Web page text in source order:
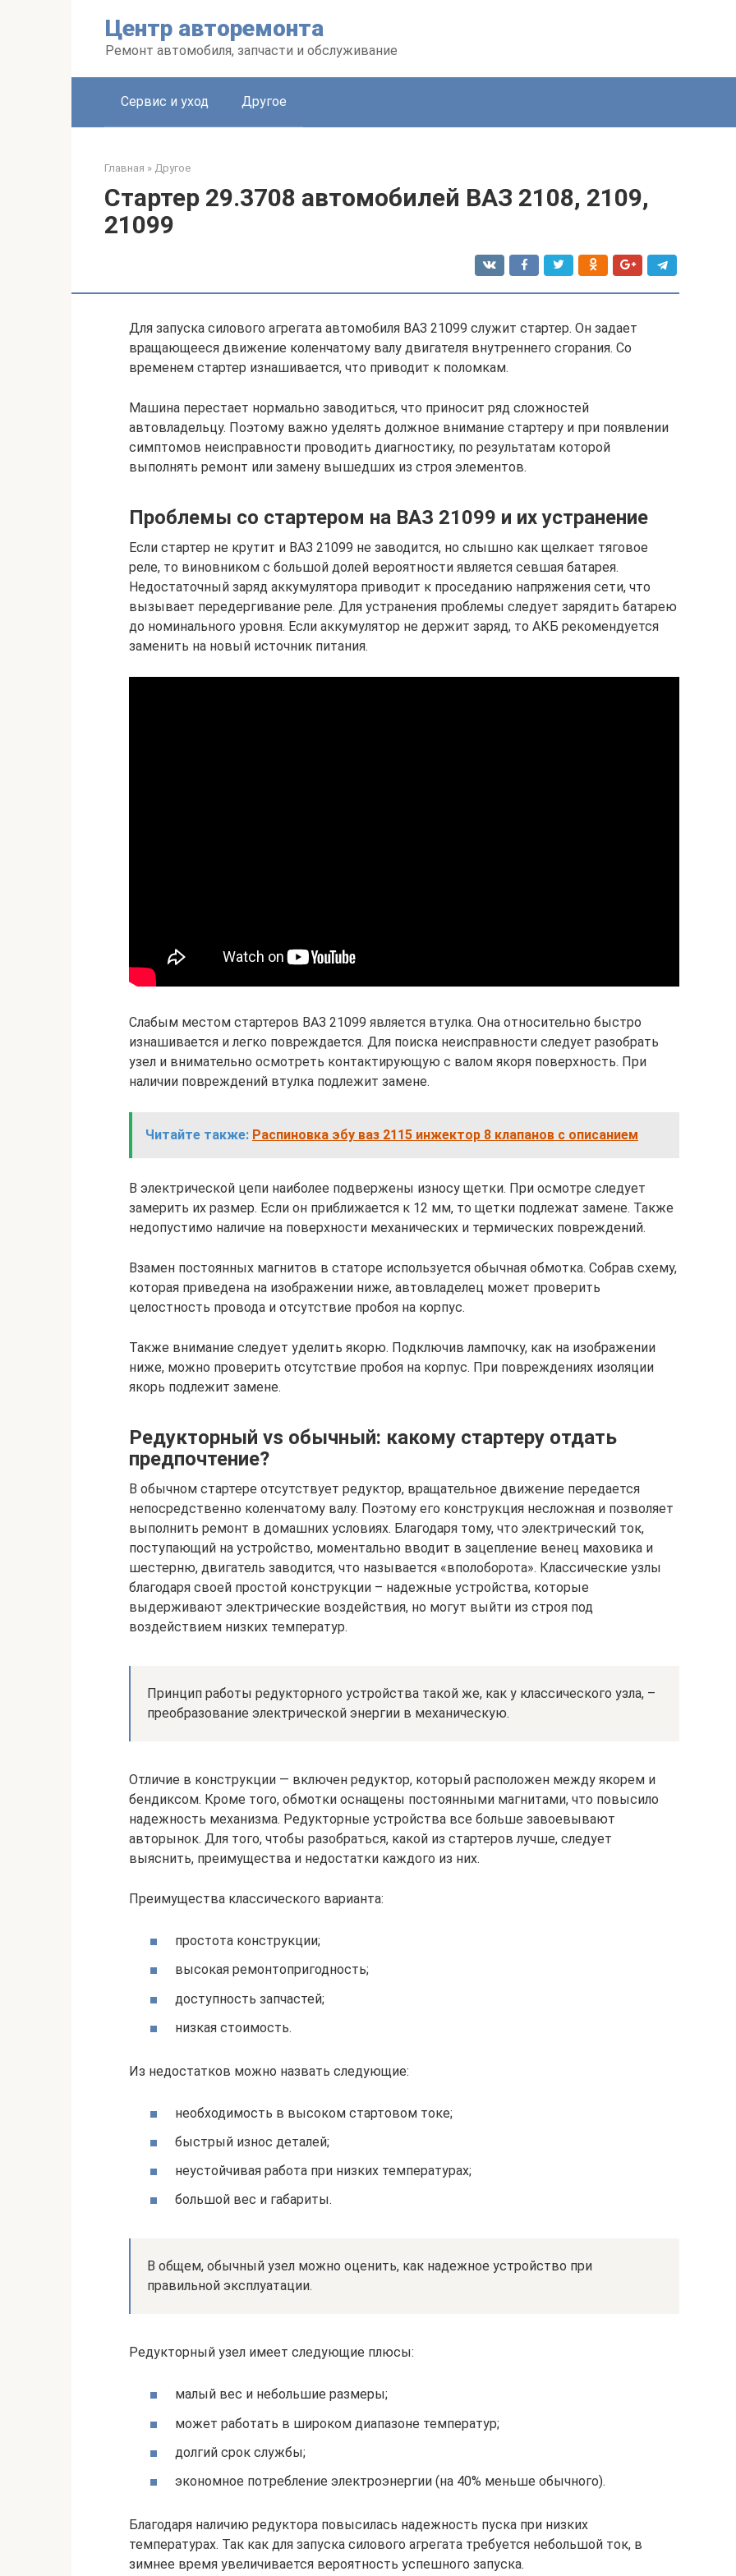
Центр авторемонта
Ремонт автомобиля, запчасти и обслуживание
Сервис и уход Другое
Главная » Другое
Стартер 29.3708 автомобилей ВАЗ 2108, 2109,
21099
Для запуска силового агрегата автомобиля ВАЗ 21099 служит стартер. Он задает
вращающееся движение коленчатому валу двигателя внутреннего сгорания. Со
временем стартер изнашивается, что приводит к поломкам.
Машина перестает нормально заводиться, что приносит ряд сложностей
автовладельцу. Поэтому важно уделять должное внимание стартеру и при появлении
симптомов неисправности проводить диагностику, по результатам которой
выполнять ремонт или замену вышедших из строя элементов.
Проблемы со стартером на ВАЗ 21099 и их устранение
Если стартер не крутит и ВАЗ 21099 не заводится, но слышно как щелкает тяговое
реле, то виновником с большой долей вероятности является севшая батарея.
Недостаточный заряд аккумулятора приводит к проседанию напряжения сети, что
вызывает передергивание реле. Для устранения проблемы следует зарядить батарею
до номинального уровня. Если аккумулятор не держит заряд, то АКБ рекомендуется
заменить на новый источник питания.
Слабым местом стартеров ВАЗ 21099 является втулка. Она относительно быстро
изнашивается и легко повреждается. Для поиска неисправности следует разобрать
узел и внимательно осмотреть контактирующую с валом якоря поверхность. При
наличии повреждений втулка подлежит замене.
Читайте также: Распиновка эбу ваз 2115 инжектор 8 клапанов с описанием
В электрической цепи наиболее подвержены износу щетки. При осмотре следует
замерить их размер. Если он приближается к 12 мм, то щетки подлежат замене. Также
недопустимо наличие на поверхности механических и термических повреждений.
Взамен постоянных магнитов в статоре используется обычная обмотка. Собрав схему,
которая приведена на изображении ниже, автовладелец может проверить
целостность провода и отсутствие пробоя на корпус.
Также внимание следует уделить якорю. Подключив лампочку, как на изображении
ниже, можно проверить отсутствие пробоя на корпус. При повреждениях изоляции
якорь подлежит замене.
Редукторный vs обычный: какому стартеру отдать
предпочтение?
В обычном стартере отсутствует редуктор, вращательное движение передается
непосредственно коленчатому валу. Поэтому его конструкция несложная и позволяет
выполнить ремонт в домашних условиях. Благодаря тому, что электрический ток,
поступающий на устройство, моментально вводит в зацепление венец маховика и
шестерню, двигатель заводится, что называется «вполоборота». Классические узлы
благодаря своей простой конструкции – надежные устройства, которые
выдерживают электрические воздействия, но могут выйти из строя под
воздействием низких температур.
Принцип работы редукторного устройства такой же, как у классического узла, –
преобразование электрической энергии в механическую.
Отличие в конструкции — включен редуктор, который расположен между якорем и
бендиксом. Кроме того, обмотки оснащены постоянными магнитами, что повысило
надежность механизма. Редукторные устройства все больше завоевывают
авторынок. Для того, чтобы разобраться, какой из стартеров лучше, следует
выяснить, преимущества и недостатки каждого из них.
Преимущества классического варианта:
простота конструкции;
высокая ремонтопригодность;
доступность запчастей;
низкая стоимость.
Из недостатков можно назвать следующие:
необходимость в высоком стартовом токе;
быстрый износ деталей;
неустойчивая работа при низких температурах;
большой вес и габариты.
В общем, обычный узел можно оценить, как надежное устройство при
правильной эксплуатации.
Редукторный узел имеет следующие плюсы:
малый вес и небольшие размеры;
может работать в широком диапазоне температур;
долгий срок службы;
экономное потребление электроэнергии (на 40% меньше обычного).
Благодаря наличию редуктора повысилась надежность пуска при низких
температурах. Так как для запуска силового агрегата требуется небольшой ток, в
зимнее время увеличивается вероятность успешного запуска.